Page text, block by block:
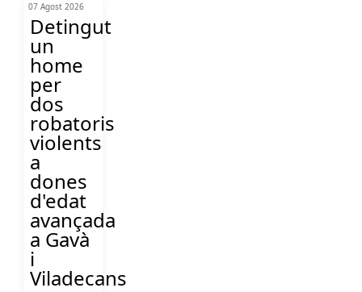
07 Agost 2026
Detingut
un
home
per
dos
robatoris
violents
a
dones
d'edat
avançada
a Gavà
i
Viladecans